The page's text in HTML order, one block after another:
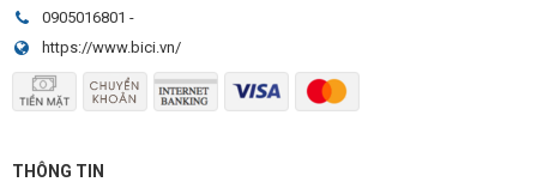
0905016801 -
https://www.bici.vn/
THÔNG TIN